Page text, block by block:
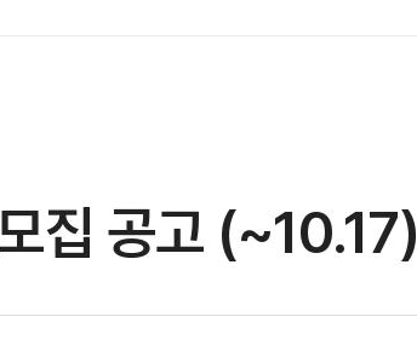
집 공고 (~10.17)